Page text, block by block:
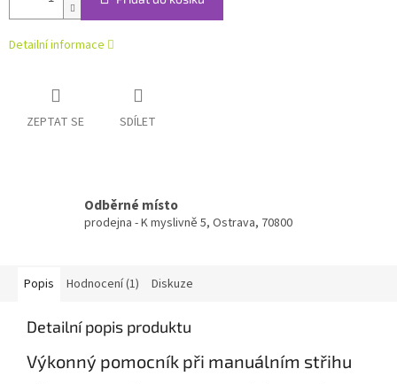
Detailní informace
ZEPTAT SE SDÍLET
Odběrné místo
prodejna - K myslivně 5, Ostrava, 70800
Popis Hodnocení (1) Diskuze
Detailní popis produktu
Výkonný pomocník při manuálním střihu